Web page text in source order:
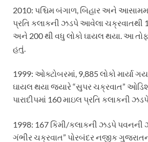
2010: પશ્ચિમ બંગાળ, બિહાર અને
પ્રતિ કલાકની ઝડપે આવેલા ચક્રવાતથી
અને 200 થી વધુ લોકો ઘાયલ થયા. આ
હતું.
1999: ઓક્ટોબરમાં, 9,885 લોકો માર્યા
ઘાયલ થયા જ્યારે “સુપર ચક્રવાત”
પારાદીપમાં 160 માઇલ પ્રતિ કલાકની
1998: 167 કિમી/કલાકની ઝડપે
ગંભીર ચક્રવાત” પોરબંદર નજીક